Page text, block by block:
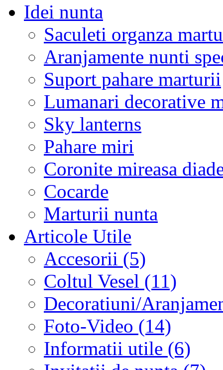
Idei nunta
Saculeti organza
Aranjamente nunti
Suport pahare marturii
Lumanari decorative
Sky lanterns
Pahare miri
Coronite mireasa
Cocarde
Marturii nunta
Articole Utile
Accesorii (5)
Coltul Vesel (11)
Decoratiuni/
Foto-Video (14)
Informatii utile (6)